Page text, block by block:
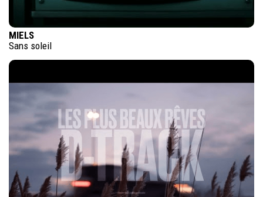
MIELS
Sans soleil